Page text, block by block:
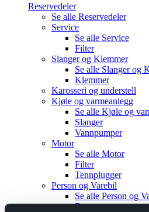
Reservedeler
Se alle Reservedeler
Service
Se alle Service
Filter
Slanger og Klemmer
Se alle Slanger og
Klemmer
Karosseri og understell
Kjøle og varmeanlegg
Se alle Kjøle og
Slanger
Vannpumper
Motor
Se alle Motor
Filter
Tennplugger
Person og Varebil
Se alle Person og
Brems